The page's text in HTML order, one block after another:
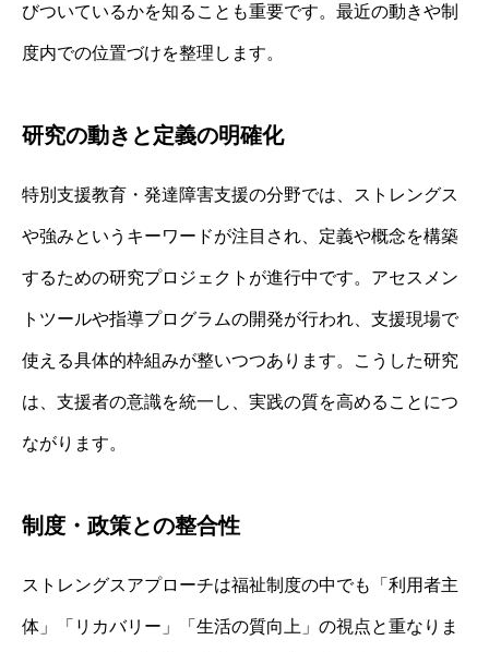
びついているかを知ることも重要です。最近の動きや制
度内での位置づけを整理します。
研究の動きと定義の明確化
特別支援教育・発達障害支援の分野では、ストレングス
や強みというキーワードが注目され、定義や概念を構築
するための研究プロジェクトが進行中です。アセスメン
トツールや指導プログラムの開発が行われ、支援現場で
使える具体的枠組みが整いつつあります。こうした研究
は、支援者の意識を統一し、実践の質を高めることにつ
ながります。
制度・政策との整合性
ストレングスアプローチは福祉制度の中でも「利用者主
体」「リカバリー」「生活の質向上」の視点と重なりま